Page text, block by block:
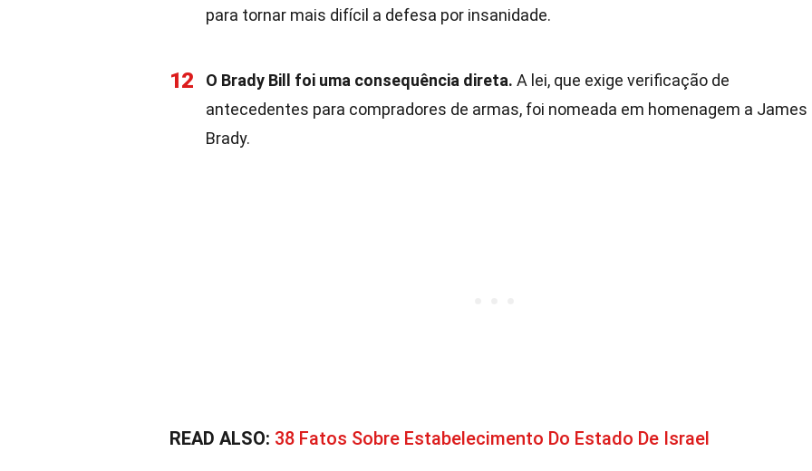
para tornar mais difícil a defesa por insanidade.
12 O Brady Bill foi uma consequência direta. A lei, que exige verificação de
antecedentes para compradores de armas, foi nomeada em homenagem a James
Brady.
READ ALSO: 38 Fatos Sobre Estabelecimento Do Estado De Israel